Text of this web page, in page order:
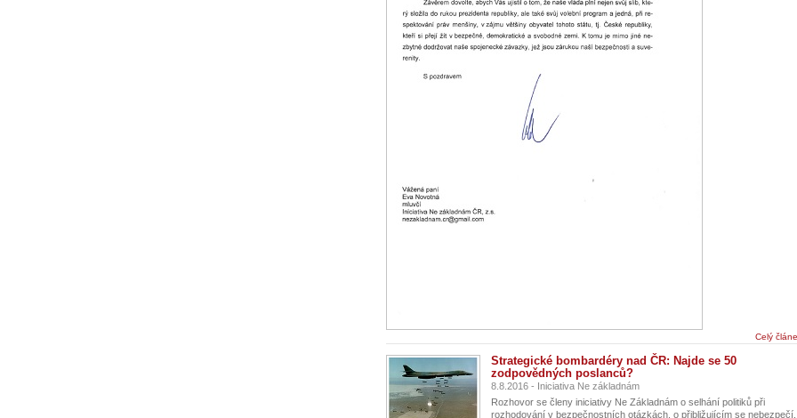
Celý
Strategické bombardéry nad ČR: Najde se 50
zodpovědných poslanců?
8.8.2016 - Iniciativa Ne základnám
Rozhovor se členy iniciativy Ne Základnám o selhání politiků při
rozhodování v bezpečnostních otázkách, o přibližujícím se nebezpečí...